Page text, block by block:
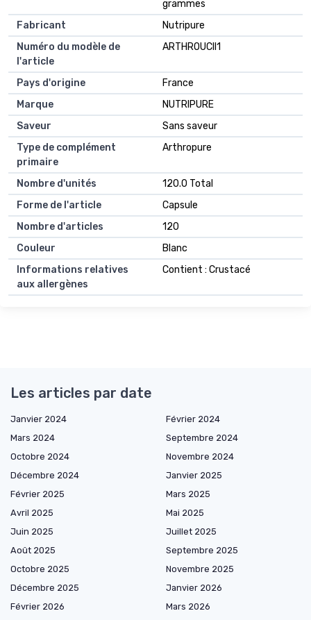
grammes
Fabricant
Nutripure
Numéro du modèle de
l'article
ARTHROUCII1
Pays d'origine
France
Marque
NUTRIPURE
Saveur
Sans saveur
Type de complément
primaire
Arthropure
Nombre d'unités
120.0 Total
Forme de l'article
Capsule
Nombre d'articles
120
Couleur
Blanc
Informations relatives
aux allergènes
Contient : Crustacé
Les articles par date
Janvier 2024
Février 2024
Mars 2024
Septembre 2024
Octobre 2024
Novembre 2024
Décembre 2024
Janvier 2025
Février 2025
Mars 2025
Avril 2025
Mai 2025
Juin 2025
Juillet 2025
Août 2025
Septembre 2025
Octobre 2025
Novembre 2025
Décembre 2025
Janvier 2026
Février 2026
Mars 2026